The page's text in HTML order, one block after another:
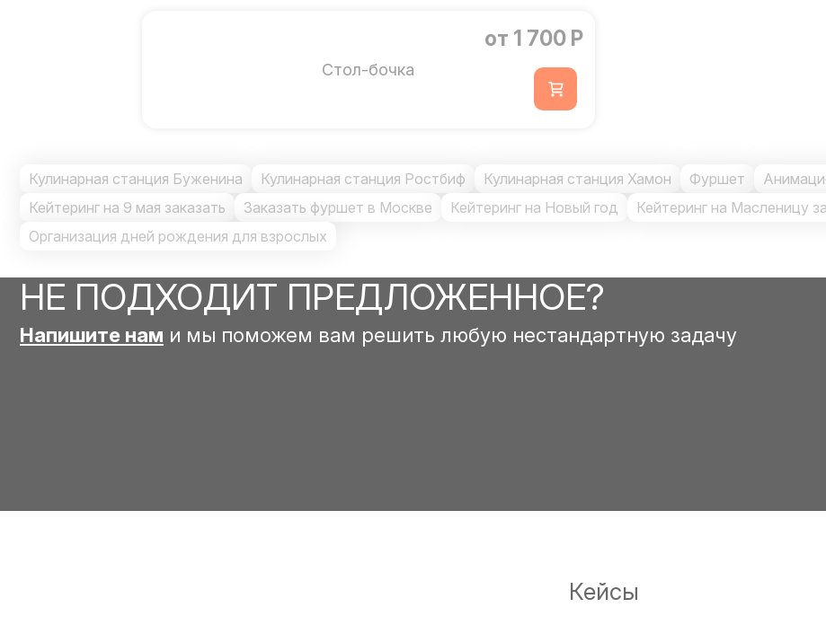
Стол-бочка
от 1 700 Р
Кулинарная станция Буженина Кулинарная станция Ростбиф Кулинарная станция Хамон Фуршет
Кейтеринг на 9 мая заказать
Заказать фуршет в Москве Кейтеринг на Новый год Кейтеринг на Масленицу
Организация дней рождения для взрослых
НЕ ПОДХОДИТ ПРЕДЛОЖЕННОЕ?
Напишите нам и мы поможем вам решить любую нестандартную задачу
Кейсы